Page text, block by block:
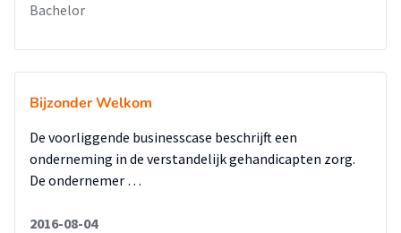
Bachelor
Bijzonder Welkom
De voorliggende businesscase beschrijft een
onderneming in de verstandelijk gehandicapten zorg.
De ondernemer …
2016-08-04